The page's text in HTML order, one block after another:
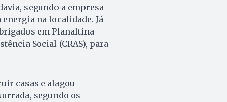
segundo a empresa
na localidade. Já
em Planaltina
Social (CRAS), para
casas e alagou
segundo os